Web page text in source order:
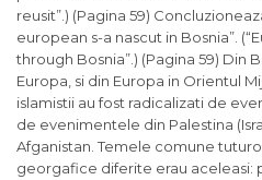
reusit”.) (Pagina 59)
european s-a nascut in Bosnia”.
through Bosnia”.) (Pagina 59) Din
Europa, si din Europa in Orientul
islamistii au fost radicalizati de
de evenimentele din Palestina
Afganistan. Temele comune
georgafice diferite erau aceleasi: